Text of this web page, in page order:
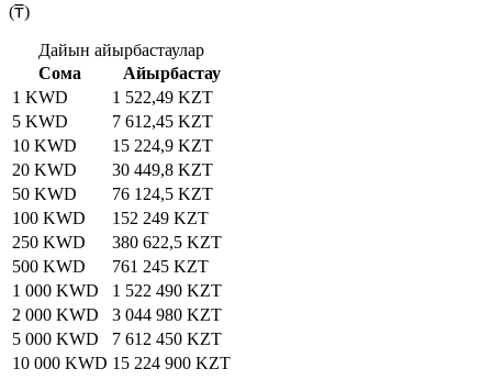
(₸)
Дайын айырбастаулар
Сома
Айырбастау
1 KWD
1 522,49 KZT
5 KWD
7 612,45 KZT
10 KWD
15 224,9 KZT
20 KWD
30 449,8 KZT
50 KWD
76 124,5 KZT
100 KWD
152 249 KZT
250 KWD
380 622,5 KZT
500 KWD
761 245 KZT
1 000 KWD
1 522 490 KZT
2 000 KWD
3 044 980 KZT
5 000 KWD
7 612 450 KZT
10 000 KWD 15 224 900 KZT